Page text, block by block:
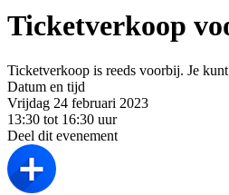
Ticketverkoop
Ticketverkoop is reeds voorbij. Je
Datum en tijd
Vrijdag 24 februari 2023
13:30 tot 16:30 uur
Deel dit evenement